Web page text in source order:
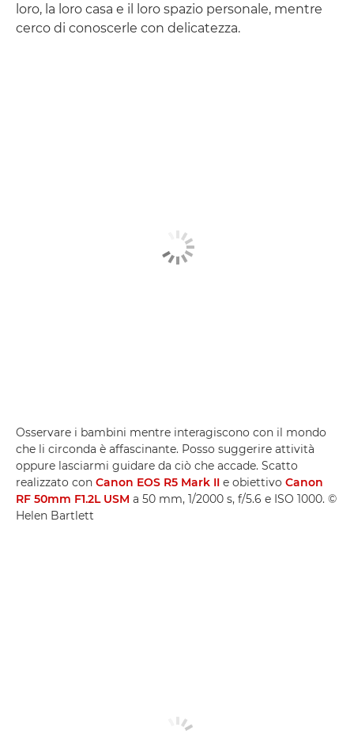
loro, la loro casa e il loro spazio personale, mentre
cerco di conoscerle con delicatezza.
Osservare i bambini mentre interagiscono con il mondo
che li circonda è affascinante. Posso suggerire attività
oppure lasciarmi guidare da ciò che accade. Scatto
realizzato con Canon EOS R5 Mark II e obiettivo Canon
RF 50mm F1.2L USM a 50 mm, 1/2000 s, f/5.6 e ISO 1000. ©
Helen Bartlett